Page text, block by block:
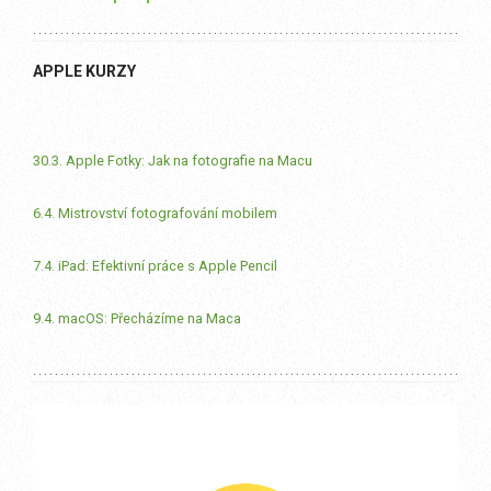
APPLE KURZY
30.3. Apple Fotky: Jak na fotografie na Macu
6.4. Mistrovství fotografování mobilem
7.4. iPad: Efektivní práce s Apple Pencil
9.4. macOS: Přecházíme na Maca